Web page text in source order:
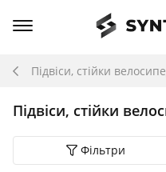
Підвіси, стійки
Підвіси, стійки
Фільтри